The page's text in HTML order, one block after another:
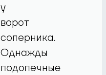
у
ворот
соперника.
Однажды
подопечные